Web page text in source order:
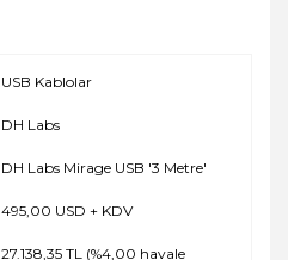
USB Kablolar
DH Labs
DH Labs Mirage USB '3 Metre'
495,00 USD + KDV
27.138,35 TL (%4,00 havale